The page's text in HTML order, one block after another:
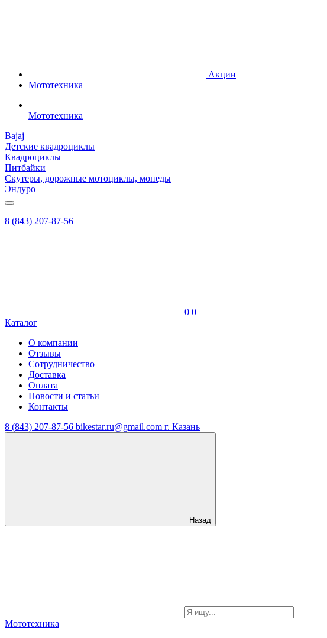
Акции
Мототехника
Мототехника
Bajaj
Детские квадроциклы
Квадроциклы
Питбайки
Скутеры, дорожные мотоциклы, мопеды
Эндуро
8 (843) 207-87-56
0 0
Каталог
О компании
Отзывы
Сотрудничество
Доставка
Оплата
Новости и статьи
Контакты
8 (843) 207-87-56 bikestar.ru@gmail.com г. Казань
Назад
Мототехника